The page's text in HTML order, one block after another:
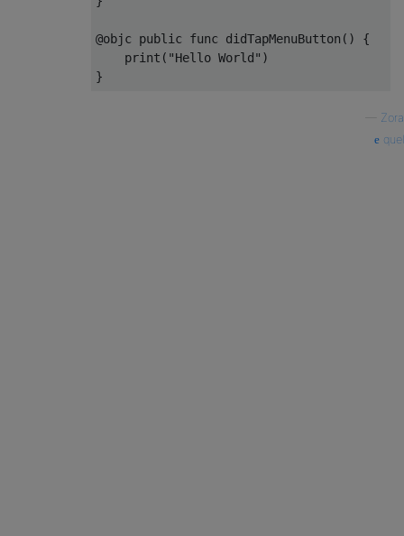
@objc public func didTapMenuButton ()
{
    print
( "Hello World" )
}